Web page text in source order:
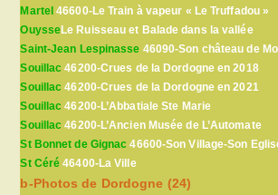
Martel 46600-Le Train à vapeur « Le Truffadou »
OuysseLe Ruisseau et Balade dans la vallée
Saint-Jean Lespinasse 46090-Son château de
Souillac 46200-Crues de la Dordogne en 2018
Souillac 46200-Crues de la Dordogne en 2021
Souillac 46200-L’Abbatiale Ste Marie
Souillac 46200-L’Ancien Musée de L’Automate
St Bonnet de Gignac 46600-Son Village-Son
St Céré 46400-La Ville
b-Photos de Dordogne (24)